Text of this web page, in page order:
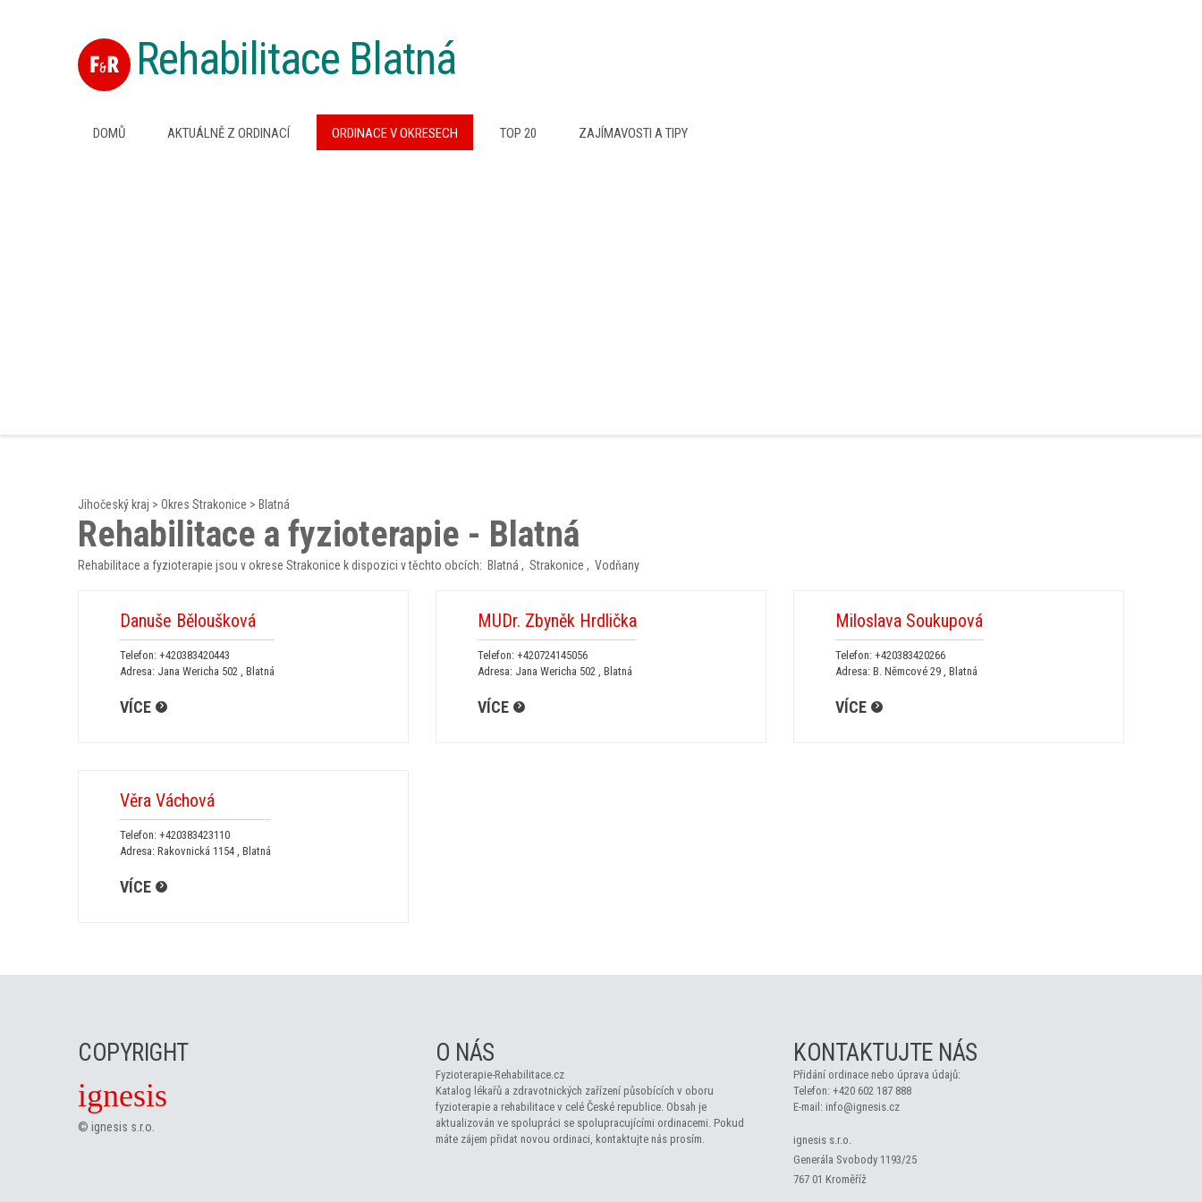
Rehabilitace Blatná
DOMŮ AKTUÁLNĚ Z ORDINACÍ ORDINACE V OKRESECH TOP 20 ZAJÍMAVOSTI A TIPY
Jihočeský kraj > Okres Strakonice > Blatná
Rehabilitace a fyzioterapie - Blatná
Rehabilitace a fyzioterapie jsou v okrese Strakonice k dispozici v těchto obcích: Blatná , Strakonice , Vodňany
Danuše Běloušková
Telefon: +420383420443
Adresa: Jana Wericha 502 , Blatná
VÍCE
MUDr. Zbyněk Hrdlička
Telefon: +420724145056
Adresa: Jana Wericha 502 , Blatná
VÍCE
Miloslava Soukupová
Telefon: +420383420266
Adresa: B. Němcové 29 , Blatná
VÍCE
Věra Váchová
Telefon: +420383423110
Adresa: Rakovnická 1154 , Blatná
VÍCE
COPYRIGHT
ignesis
© ignesis s.r.o.
O NÁS
Fyzioterapie-Rehabilitace.cz
Katalog lékařů a zdravotnických zařízení působících v oboru
fyzioterapie a rehabilitace v celé České republice. Obsah je
aktualizován ve spolupráci se spolupracujícími ordinacemi. Pokud
máte zájem přidat novou ordinaci, kontaktujte nás prosím.
KONTAKTUJTE NÁS
Přidání ordinace nebo úprava údajů:
Telefon: +420 602 187 888
E-mail: info@ignesis.cz
ignesis s.r.o.
Generála Svobody 1193/25
767 01 Kroměříž